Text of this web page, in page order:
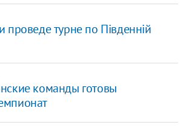
проведе турне по Південній
команды готовы